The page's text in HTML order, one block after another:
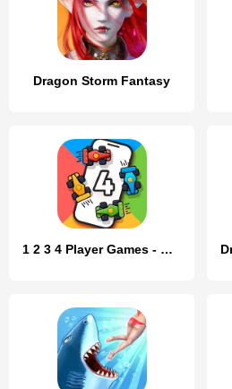
Dragon Storm Fantasy
1 2 3 4 Player Games - Offline